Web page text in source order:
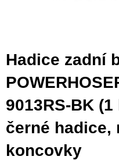
Hadice zadní
9013RS-BK
černé hadice,
koncovky